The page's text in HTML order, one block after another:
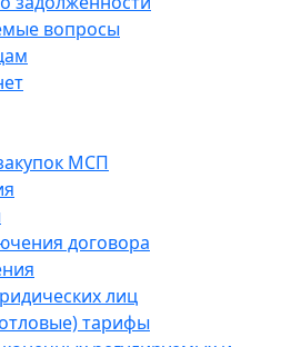
вопросы
МСП
договора
лиц
тарифы